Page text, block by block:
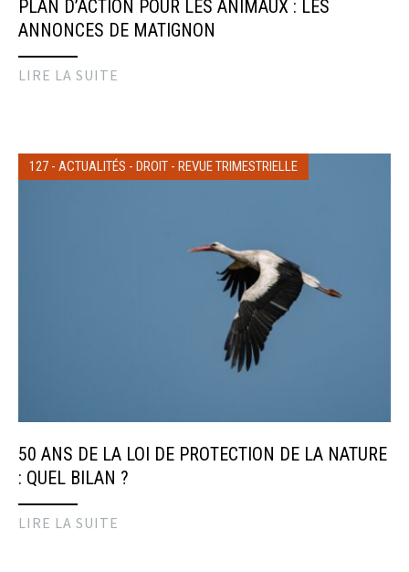
PLAN D’ACTION POUR LES ANIMAUX : LES
ANNONCES DE MATIGNON
LIRE LA SUITE
127 - ACTUALITÉS - DROIT - REVUE TRIMESTRIELLE
50 ANS DE LA LOI DE PROTECTION DE LA NATURE
: QUEL BILAN ?
LIRE LA SUITE